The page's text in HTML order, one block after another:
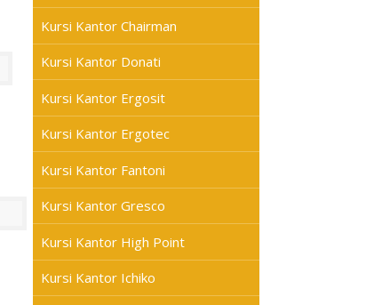
Kursi Kantor Chairman
Kursi Kantor Donati
Kursi Kantor Ergosit
Kursi Kantor Ergotec
Kursi Kantor Fantoni
Kursi Kantor Gresco
Kursi Kantor High Point
Kursi Kantor Ichiko